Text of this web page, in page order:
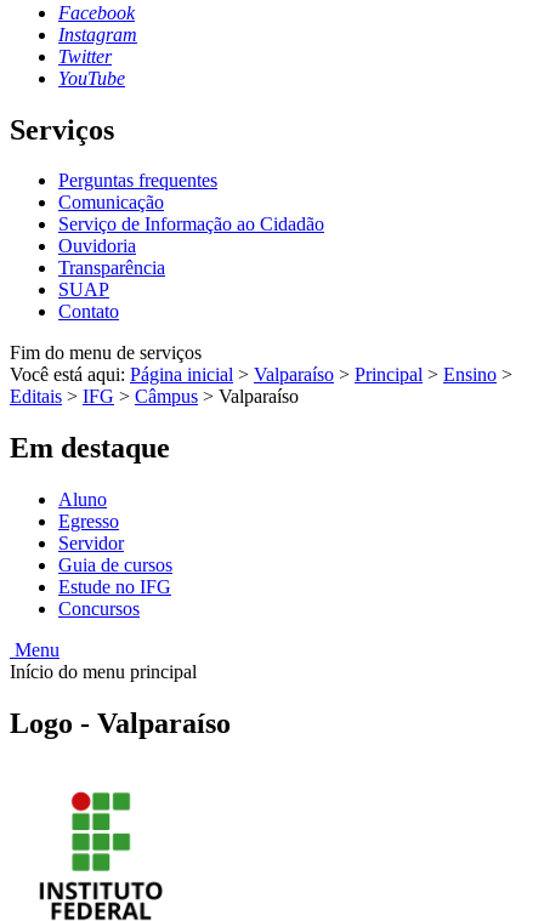
Facebook
Instagram
Twitter
YouTube
Serviços
Perguntas frequentes
Comunicação
Serviço de Informação ao Cidadão
Ouvidoria
Transparência
SUAP
Contato
Fim do menu de serviços
Você está aqui: Página inicial > Valparaíso > Principal > Ensino >
Editais > IFG > Câmpus > Valparaíso
Em destaque
Aluno
Egresso
Servidor
Guia de cursos
Estude no IFG
Concursos
Menu
Início do menu principal
Logo - Valparaíso